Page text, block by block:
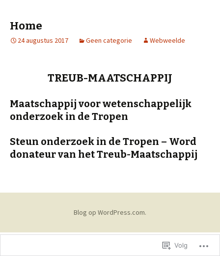
Home
24 augustus 2017 Geen categorie Webweelde
TREUB-MAATSCHAPPIJ
Maatschappij voor wetenschappelijk
onderzoek in de Tropen
Steun onderzoek in de Tropen – Word
donateur van het Treub-Maatschappij
Blog op WordPress.com.
Volg